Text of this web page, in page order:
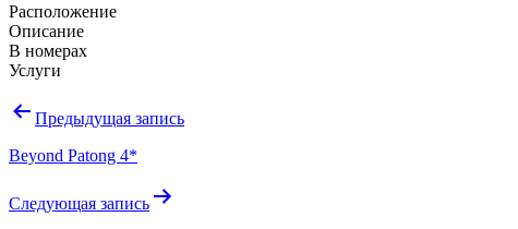
Расположение
Описание
В номерах
Услуги
Навигация
записям
Предыдущая запись
Beyond Patong 4*
Следующая запись